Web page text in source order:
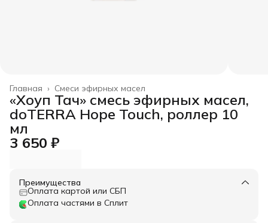
Смеси эфирных масел
Главная ›
«Хоуп Тач» смесь эфирных масел,
doTERRA Hope Touch, роллер 10
мл
3 650 ₽
Преимущества
Оплата картой или СБП
Оплата частями в Сплит